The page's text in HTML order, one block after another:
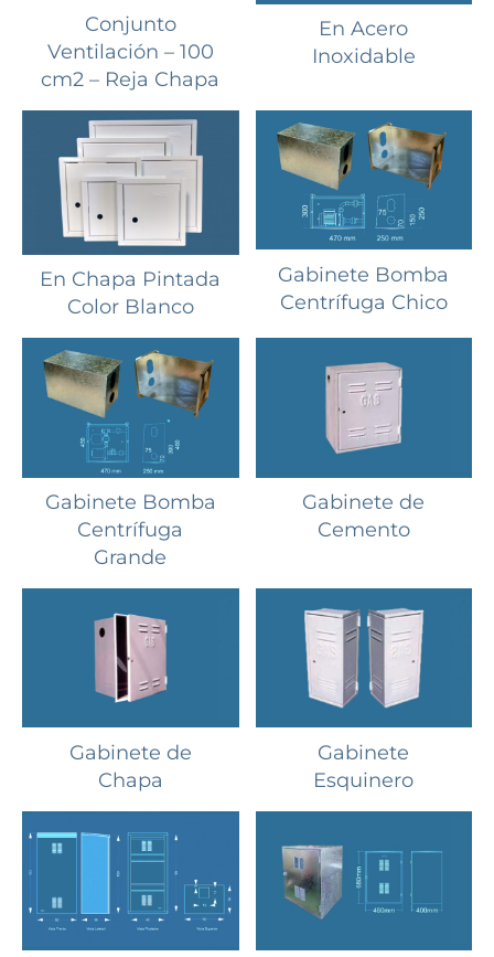
Conjunto
Ventilación – 100
cm2 – Reja Chapa
En Acero
Inoxidable
En Chapa Pintada
Color Blanco
Gabinete Bomba
Centrífuga Chico
Gabinete Bomba
Centrífuga
Grande
Gabinete de
Cemento
Gabinete de
Chapa
Gabinete
Esquinero